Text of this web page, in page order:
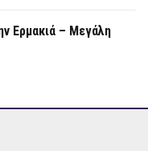
Ερμακιά – Μεγάλη